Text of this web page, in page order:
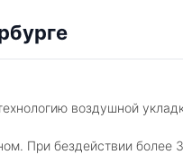
воздушной
При бездействии более